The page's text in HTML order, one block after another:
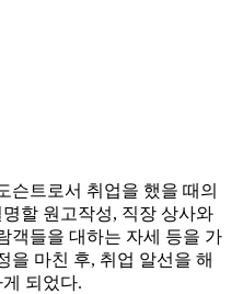
슨트로서 취업을 했을 때의
할 원고작성, 직장 상사와
객들을 대하는 자세 등을 가
을 마친 후, 취업 알선을 해
되었다.